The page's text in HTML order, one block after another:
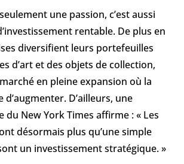
une passion, c’est aussi
rentable. De plus en
diversifient leurs portefeuilles
d’art et des objets de collection,
en pleine expansion où la
d’augmenter. D’ailleurs, une
du New York Times affirme : « Les
désormais plus qu’une simple
un investissement stratégique. »